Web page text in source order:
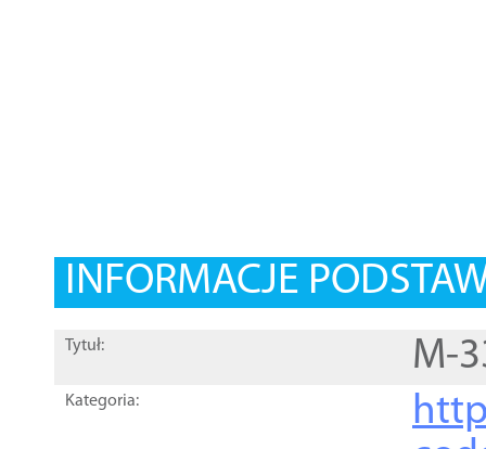
INFORMACJE
Tytuł: M-
Kategoria: